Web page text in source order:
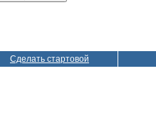
Сделать стартовой